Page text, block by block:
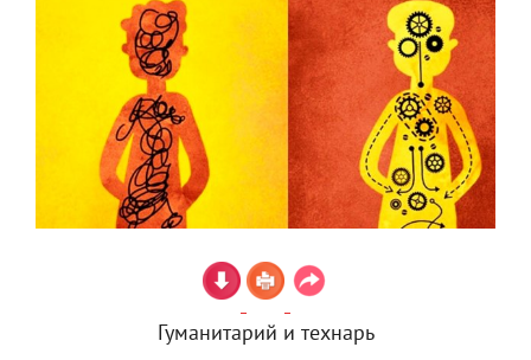
Гуманитарий и технарь